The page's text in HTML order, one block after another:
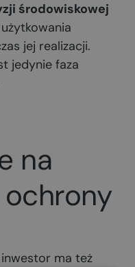
środowiskowej
jej realizacji.
jedynie faza
na
ma też